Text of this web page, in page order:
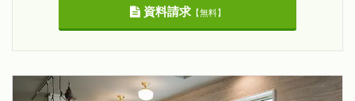
資料請求【無料】